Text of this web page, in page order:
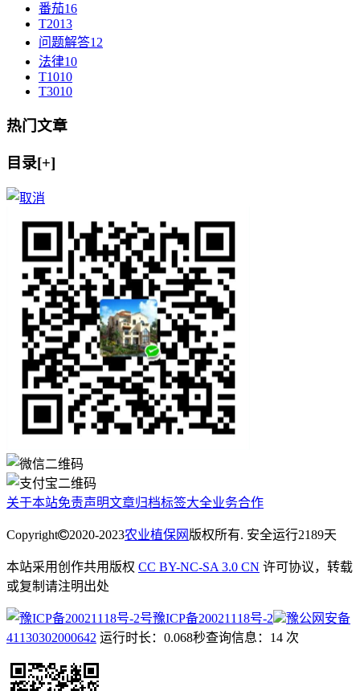
番茄16
T2013
问题解答12
法律10
T1010
T3010
热门文章
目录[+]
关于本站免责声明文章归档标签大全业务合作
Copyright 2020-2023农业植保网 版权所有. 安全运行2189天
本站采用创作共用版权 CC BY-NC-SA 3.0 CN 许可协议，转载
或复制请注明出处
豫ICP备20021118号-2
豫公网安备
41130302000642 运行时长：0.068秒查询信息：14 次